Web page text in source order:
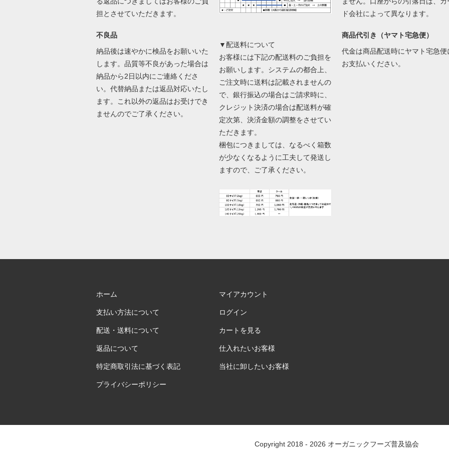
担とさせていただきます。
不良品
納品後は速やかに検品をお願いいた
します。品質等不良があった場合は
納品から2日以内にご連絡くださ
い。代替納品または返品対応いたし
ます。これ以外の返品はお受けでき
ませんのでご了承ください。
▼配送料について
お客様には下記の配送料のご負担を
お願いします。システムの都合上、
ご注文時に送料は記載されませんの
で、銀行振込の場合はご請求時に、
クレジット決済の場合は配送料が確
定次第、決済金額の調整をさせてい
ただきます。
梱包につきましては、なるべく箱数
が少なくなるように工夫して発送し
ますので、ご了承ください。
ド会社によって異なります。
商品代引き（ヤマト宅急便）
代金は商品配送時にヤマト宅急便
お支払いください。
ホーム
支払い方法について
配送・送料について
返品について
特定商取引法に基づく表記
プライバシーポリシー
マイアカウント
ログイン
カートを見る
仕入れたいお客様
当社に卸したいお客様
Copyright 2018 - 2026 オーガニックフーズ普及協会